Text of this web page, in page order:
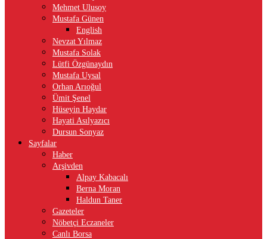
Mehmet Ulusoy
Mustafa Günen
English
Nevzat Yılmaz
Mustafa Solak
Lütfi Özgünaydın
Mustafa Uysal
Orhan Arıoğul
Ümit Şenel
Hüseyin Haydar
Hayati Asılyazıcı
Dursun Sonyaz
Sayfalar
Haber
Arşivden
Alpay Kabacalı
Berna Moran
Haldun Taner
Gazeteler
Nöbetçi Eczaneler
Canlı Borsa